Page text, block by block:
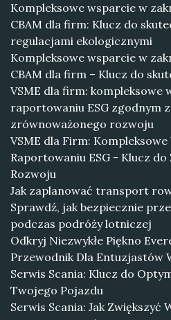
Kompleksowe wsparcie w
CBAM dla firm: Klucz do
regulacjami ekologicznymi
Kompleksowe wsparcie w
CBAM dla firm – Klucz do
VSME dla firm: kompleksowe
raportowaniu ESG zgodnym
zrównoważonego rozwoju
VSME dla Firm:
Raportowaniu ESG - Klucz
Rozwoju
Jak zaplanować transport
Sprawdź, jak bezpiecznie
podczas podróży lotniczej
Odkryj Niezwykłe Piękno
Przewodnik Dla Entuzjastów
Serwis Scania: Klucz do
Twojego Pojazdu
Serwis Scania: Jak Zwiększyć